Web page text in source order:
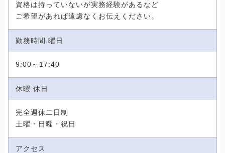
資格は持っていないが実務経験があるなど
ご希望があれば遠慮なくお伝えください。
勤務時間.曜日
9:00～17:40
休暇.休日
完全週休二日制
土曜・日曜・祝日
アクセス